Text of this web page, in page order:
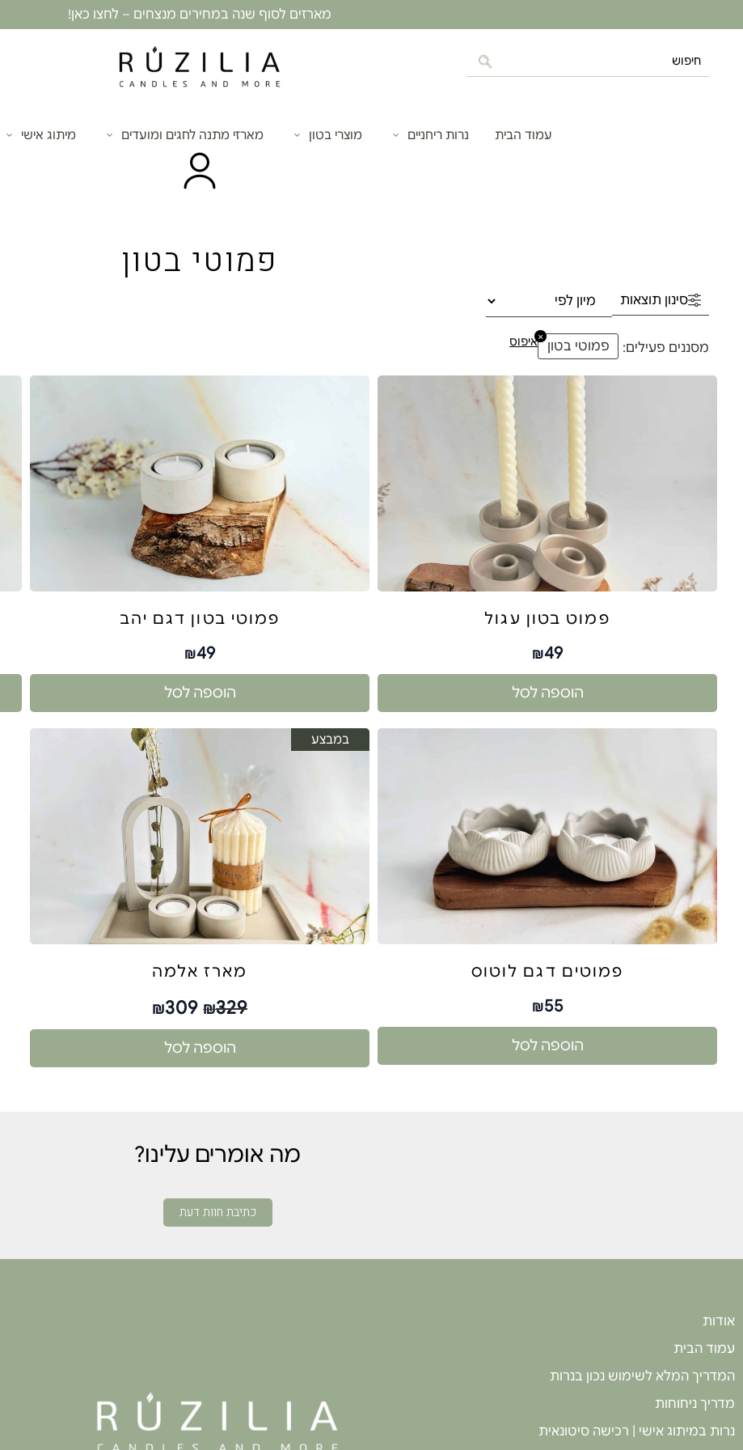
מארזים לסוף שנה במחירים מנצחים – לחצו כאן!
עמוד הבית נרות ריחניים מוצרי בטון מארזי מתנה לחגים ומועדים מיתוג אישי
פמוטי בטון
סינון תוצאות
מסננים פעילים: פמוטי בטון
×איפוס
פמוט בטון עגול
₪49
הוספה לסל
פמוטי בטון דגם יהב
₪49
הוספה לסל
פמוטים דגם לוטוס
₪55
הוספה לסל
במבצע
מארז אלמה
₪329
₪309
הוספה לסל
מה אומרים עלינו?
כתיבת חוות דעת
אודות
עמוד הבית
המדריך המלא לשימוש נכון בנרות
מדריך ניחוחות
נרות במיתוג אישי | רכישה סיטונאית